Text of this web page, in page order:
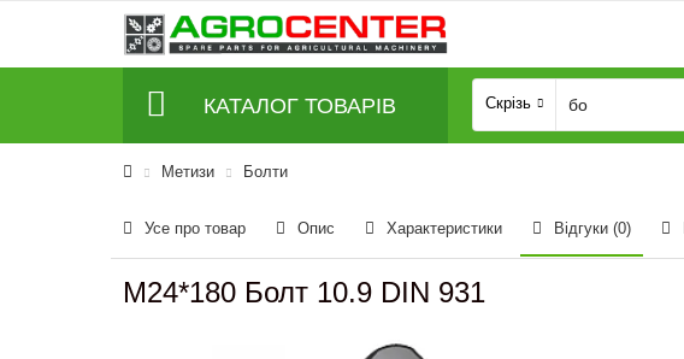
КАТАЛОГ ТОВАРІВ Скрізь
Метизи Болти
Усе про товар Опис Характеристики Відгуки (0)
M24*180 Болт 10.9 DIN 931